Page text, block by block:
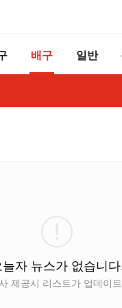
배구 일반
늘자 뉴스가 없습니
제공시 리스트가 업데이